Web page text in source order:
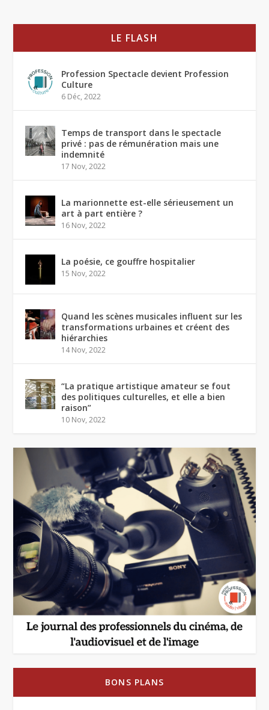
LE FLASH
Profession Spectacle devient Profession
Culture
6 Déc, 2022
Temps de transport dans le spectacle
privé : pas de rémunération mais une
indemnité
17 Nov, 2022
La marionnette est-elle sérieusement un
art à part entière ?
16 Nov, 2022
La poésie, ce gouffre hospitalier
15 Nov, 2022
Quand les scènes musicales influent sur les
transformations urbaines et créent des
hiérarchies
14 Nov, 2022
“La pratique artistique amateur se fout
des politiques culturelles, et elle a bien
raison”
10 Nov, 2022
BONS PLANS